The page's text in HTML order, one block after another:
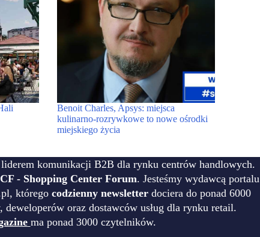
Benoit Charles, Apsys: miejsca
kulinarno-rozrywkowe to nowe ośrodki
miejskiego życia
komunikacji B2B dla rynku centrów handlowych.
- Shopping Center Forum. Jesteśmy wydawcą portalu
którego codzienny newsletter dociera do ponad 6000
deweloperów oraz dostawców usług dla rynku retail.
ma ponad 3000 czytelników.